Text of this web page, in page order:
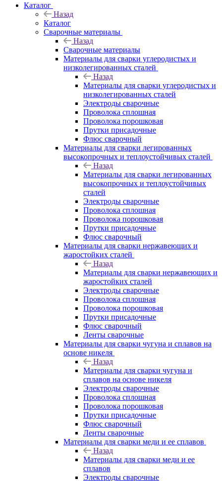
Каталог
Назад
Каталог
Сварочные материалы
Назад
Сварочные материалы
Материалы для сварки углеродистых и
низколегированных сталей
Назад
Материалы для сварки углеродистых и
низколегированных сталей
Электроды сварочные
Проволока сплошная
Проволока порошковая
Прутки присадочные
Флюс сварочный
Материалы для сварки легированных
высокопрочных и теплоустойчивых сталей
Назад
Материалы для сварки легированных
высокопрочных и теплоустойчивых
сталей
Электроды сварочные
Проволока сплошная
Проволока порошковая
Прутки присадочные
Флюс сварочный
Материалы для сварки нержавеющих и
жаростойких сталей
Назад
Материалы для сварки нержавеющих и
жаростойких сталей
Электроды сварочные
Проволока сплошная
Проволока порошковая
Прутки присадочные
Флюс сварочный
Ленты сварочные
Материалы для сварки чугуна и сплавов на
основе никеля
Назад
Материалы для сварки чугуна и
сплавов на основе никеля
Электроды сварочные
Проволока сплошная
Проволока порошковая
Прутки присадочные
Флюс сварочный
Ленты сварочные
Материалы для сварки меди и ее сплавов
Назад
Материалы для сварки меди и ее
сплавов
Электроды сварочные